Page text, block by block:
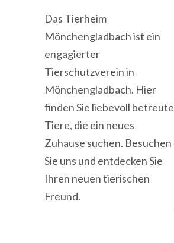
Das Tierheim
Mönchengladbach ist ein
engagierter
Tierschutzverein in
Mönchengladbach. Hier
finden Sie liebevoll betreute
Tiere, die ein neues
Zuhause suchen. Besuchen
Sie uns und entdecken Sie
Ihren neuen tierischen
Freund.